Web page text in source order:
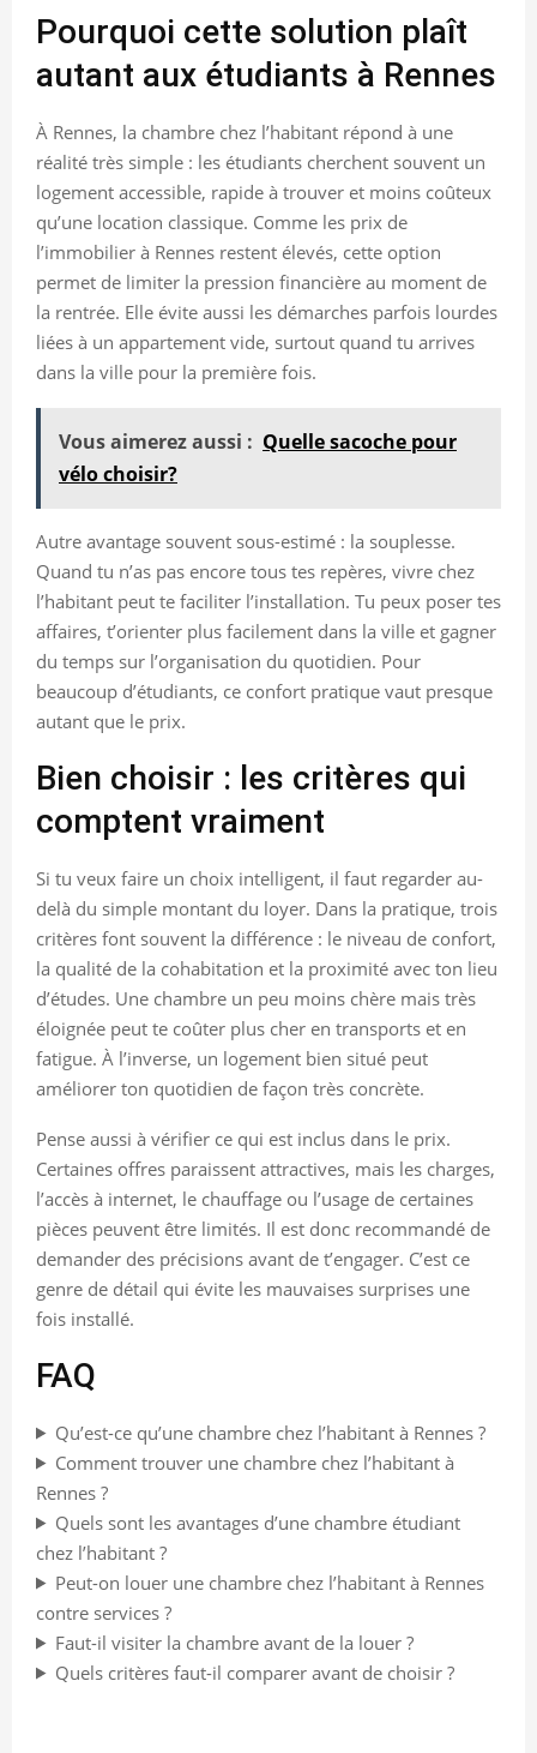
Pourquoi cette solution plaît
autant aux étudiants à Rennes
À Rennes, la chambre chez l’habitant répond à une
réalité très simple : les étudiants cherchent souvent un
logement accessible, rapide à trouver et moins coûteux
qu’une location classique. Comme les prix de
l’immobilier à Rennes restent élevés, cette option
permet de limiter la pression financière au moment de
la rentrée. Elle évite aussi les démarches parfois lourdes
liées à un appartement vide, surtout quand tu arrives
dans la ville pour la première fois.
Vous aimerez aussi : Quelle sacoche pour
vélo choisir?
Autre avantage souvent sous-estimé : la souplesse.
Quand tu n’as pas encore tous tes repères, vivre chez
l’habitant peut te faciliter l’installation. Tu peux poser tes
affaires, t’orienter plus facilement dans la ville et gagner
du temps sur l’organisation du quotidien. Pour
beaucoup d’étudiants, ce confort pratique vaut presque
autant que le prix.
Bien choisir : les critères qui
comptent vraiment
Si tu veux faire un choix intelligent, il faut regarder au-
delà du simple montant du loyer. Dans la pratique, trois
critères font souvent la différence : le niveau de confort,
la qualité de la cohabitation et la proximité avec ton lieu
d’études. Une chambre un peu moins chère mais très
éloignée peut te coûter plus cher en transports et en
fatigue. À l’inverse, un logement bien situé peut
améliorer ton quotidien de façon très concrète.
Pense aussi à vérifier ce qui est inclus dans le prix.
Certaines offres paraissent attractives, mais les charges,
l’accès à internet, le chauffage ou l’usage de certaines
pièces peuvent être limités. Il est donc recommandé de
demander des précisions avant de t’engager. C’est ce
genre de détail qui évite les mauvaises surprises une
fois installé.
FAQ
Qu’est-ce qu’une chambre chez l’habitant à Rennes ?
Comment trouver une chambre chez l’habitant à
Rennes ?
Quels sont les avantages d’une chambre étudiant
chez l’habitant ?
Peut-on louer une chambre chez l’habitant à Rennes
contre services ?
Faut-il visiter la chambre avant de la louer ?
Quels critères faut-il comparer avant de choisir ?